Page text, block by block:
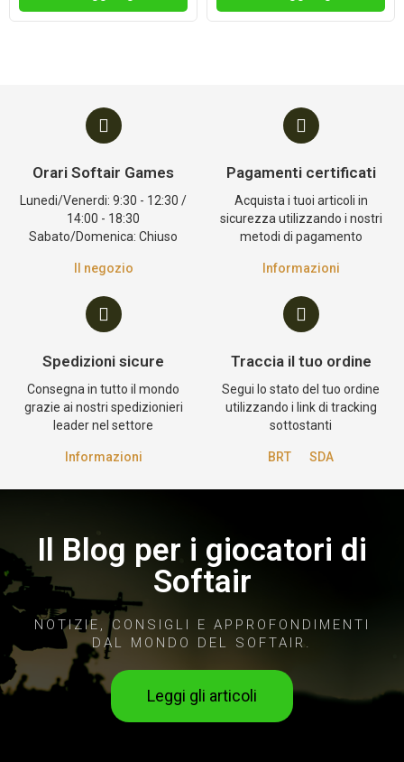
Orari Softair Games
Lunedi/Venerdi: 9:30 - 12:30 /
14:00 - 18:30
Sabato/Domenica: Chiuso
Il negozio
Pagamenti certificati
Acquista i tuoi articoli in
sicurezza utilizzando i nostri
metodi di pagamento
Informazioni
Spedizioni sicure
Consegna in tutto il mondo
grazie ai nostri spedizionieri
leader nel settore
Informazioni
Traccia il tuo ordine
Segui lo stato del tuo ordine
utilizzando i link di tracking
sottostanti
BRT SDA
Il Blog per i giocatori di
Softair
NOTIZIE, CONSIGLI E APPROFONDIMENTI
DAL MONDO DEL SOFTAIR.
Leggi gli articoli